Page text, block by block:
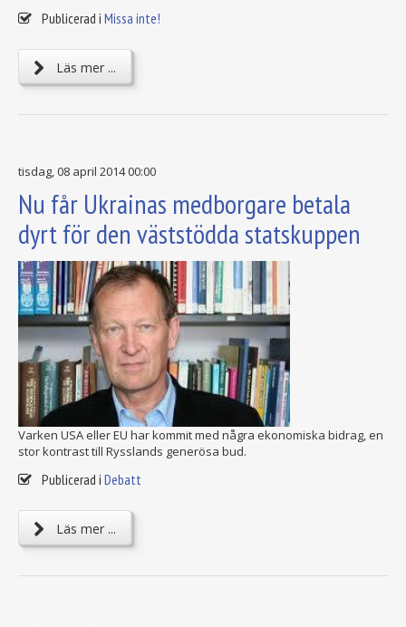
Publicerad i Missa inte!
Läs mer ...
tisdag, 08 april 2014 00:00
Nu får Ukrainas medborgare betala
dyrt för den väststödda statskuppen
Varken USA eller EU har kommit med några ekonomiska bidrag, en
stor kontrast till Rysslands generösa bud.
Publicerad i Debatt
Läs mer ...